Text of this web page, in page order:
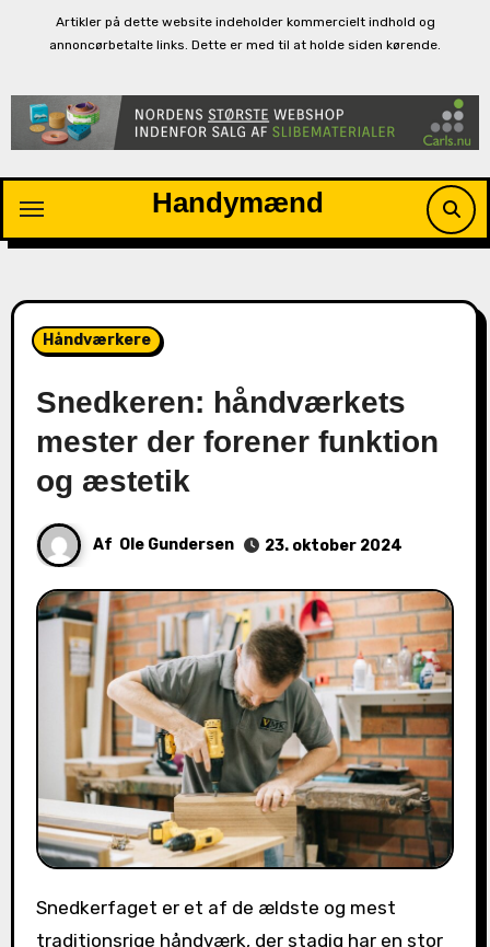
Artikler på dette website indeholder kommercielt indhold og
annoncørbetalte links. Dette er med til at holde siden kørende.
content
Handymænd
Håndværkere
Snedkeren: håndværkets
mester der forener funktion
og æstetik
Af Ole Gundersen 23. oktober 2024
Snedkerfaget er et af de ældste og mest
traditionsrige håndværk, der stadig har en stor